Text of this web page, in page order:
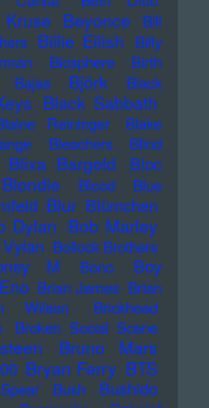
Beyonce
Bill
Billie Eilish
Billy
Biosphere
Birth
Bajas Björk
Black
Black Sabbath
Reininger
Blake
Bleachers
Blind
Blixa Bargeld
Bloc
Blondie Blood
Blue
Blur Blümchen
Dylan Bob Marley
Bollock Brothers
M Bono
Boy
Brian James Brian
Wilson Brickhead
Broken Social Scene
Bruno Mars
Bryan Ferry BTS
Bush Bushido